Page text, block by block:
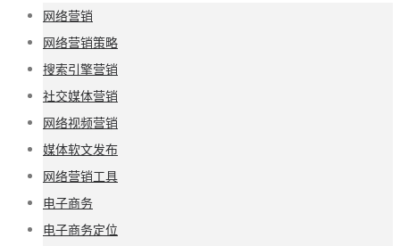
网络营销
网络营销策略
搜索引擎营销
社交媒体营销
网络视频营销
媒体软文发布
网络营销工具
电子商务
电子商务定位